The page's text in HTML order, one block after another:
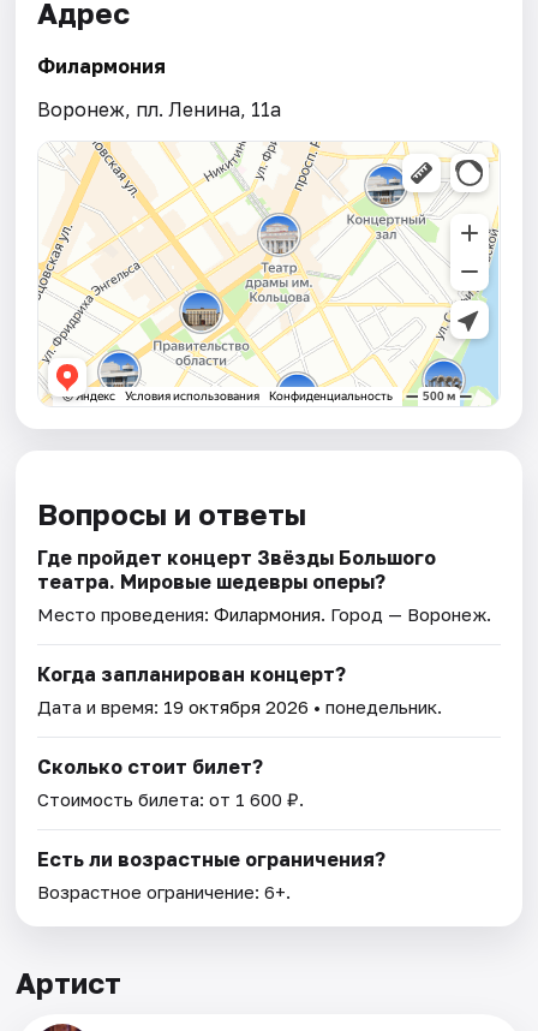
Адрес
Филармония
Воронеж, пл. Ленина, 11а
Вопросы и ответы
Где пройдет концерт Звёзды Большого
театра. Мировые шедевры оперы?
Место проведения:Филармония. Город — Воронеж.
Когда запланирован концерт?
Дата и время: 19 октября 2026 • понедельник.
Сколько стоит билет?
Стоимость билета: от 1 600 ₽.
Есть ли возрастные ограничения?
Возрастное ограничение: 6+.
Артист